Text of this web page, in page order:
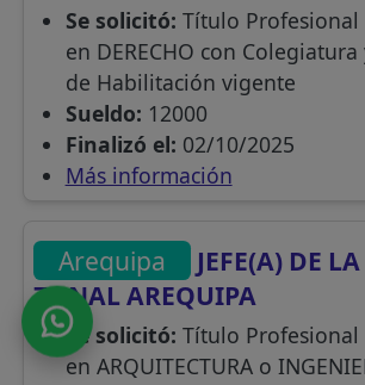
Se solicitó: Título
en DERECHO con
de Habilitación vigente
Sueldo: 12000
Finalizó el: 02/10/2025
Más información
Arequipa
JEFE(A) DE
ZONAL AREQUIPA
Se solicitó: Título
en ARQUITECTURA o